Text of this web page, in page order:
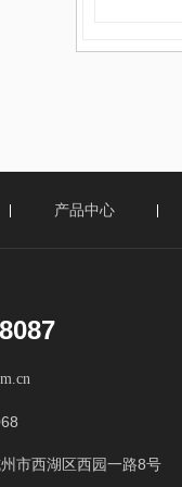
产品中心
市西湖区西园一路8号